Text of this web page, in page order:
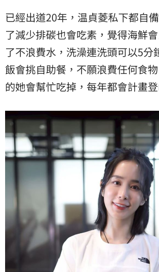
已經出道20年，温貞菱私下都自
了減少排碳也會吃素，覺得海鮮
了不浪費水，洗澡連洗頭可以5分
飯會挑自助餐，不願浪費任何食
的她會幫忙吃掉，每年都會計畫